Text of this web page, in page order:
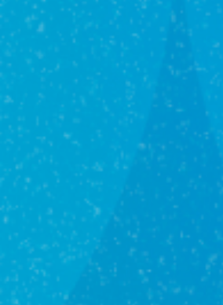
Гость Елена
24 марта в 07:10
Искренне благодарим всем
семейством отличного
Человек, видимо, находится
месте и любит свою работу.
подобрал нам дом,
тот, который, по итогу
других, мы и купили. Эрик,
отзывчивый, грамотный
приятно общаться,
все дотошные вопросы
Симпатия к человеку от